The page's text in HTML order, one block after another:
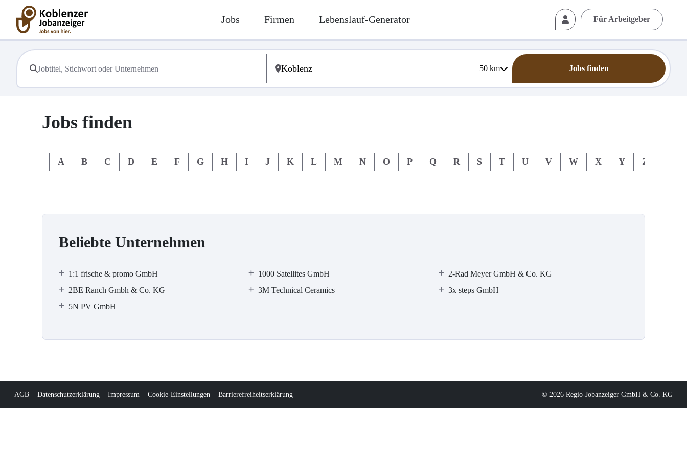
Jobs Firmen Lebenslauf-Generator Für Arbeitgeber
50km Jobs finden
Jobs finden
A B C D E F G H I J K L M N O P Q R S T U V W X Y Z
Beliebte Unternehmen
1:1 frische & promo GmbH 1000 Satellites GmbH
2-Rad Meyer GmbH & Co. KG
2BE Ranch Gmbh & Co. KG
3M Technical Ceramics
3x steps GmbH
5N PV GmbH
AGB Datenschutzerklärung Impressum Cookie-Einstellungen Barrierefreiheitserklärung © 2026 Regio-Jobanzeiger GmbH & Co. KG